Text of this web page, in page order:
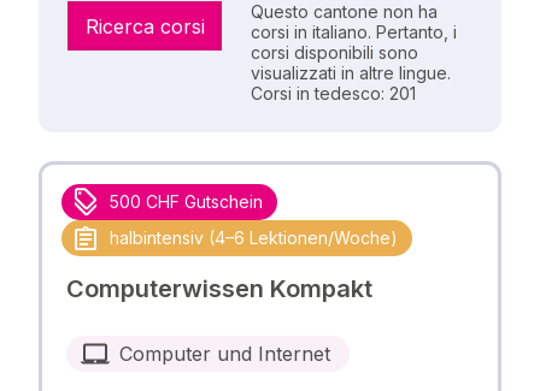
Ricerca corsi
Questo cantone non ha
corsi in italiano. Pertanto, i
corsi disponibili sono
visualizzati in altre lingue.
Corsi in tedesco: 201
500 CHF Gutschein
halbintensiv (4–6 Lektionen/Woche)
Computerwissen Kompakt
Computer und Internet